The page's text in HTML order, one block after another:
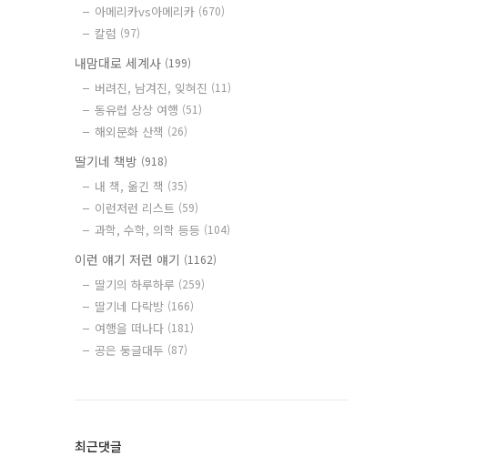
아메리카vs아메리카 (670)
칼럼 (97)
내맘대로 세계사 (199)
버려진, 남겨진, 잊혀진 (11)
동유럽 상상 여행 (51)
해외문화 산책 (26)
딸기네 책방 (918)
내 책, 옮긴 책 (35)
이런저런 리스트 (59)
과학, 수학, 의학 등등 (104)
이런 얘기 저런 얘기 (1162)
딸기의 하루하루 (259)
딸기네 다락방 (166)
여행을 떠나다 (181)
공은 둥글대두 (87)
최근댓글